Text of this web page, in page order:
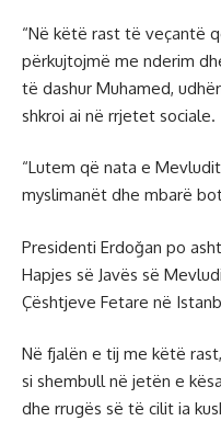
“Në këtë rast të veçantë
përkujtojmë me nderim
të dashur Muhamed,
shkroi ai në rrjetet sociale.
“Lutem që nata e
myslimanët dhe mbarë
Presidenti Erdoğan po
Hapjes së Javës së
Çështjeve Fetare në
Në fjalën e tij me këtë
si shembull në jetën e
dhe rrugës së të cilit ia